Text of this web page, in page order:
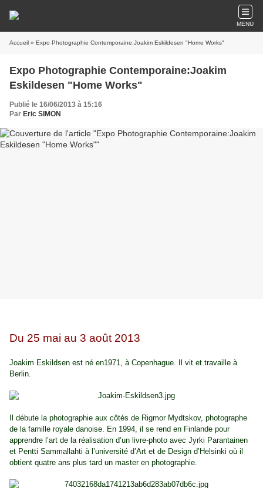
MENU
Accueil » Expo Photographie Contemporaine:Joakim Eskildesen "Home Works"
Expo Photographie Contemporaine:Joakim
Eskildesen "Home Works"
Publié le 16/06/2013 à 15:16
Par Eric SIMON
Du 25 mai au 3 août 2013
Joakim Eskildsen est né en1971, à Copenhague. Il vit et travaille à
Berlin.
Il débute la photographie aux côtés de Rigmor Mydtskov, photographe
de la famille royale danoise. En 1994, il se rend en Finlande pour
apprendre l’art de la réalisation d’un livre-photo avec Jyrki Parantainen
et Pentti Sammallahti à l’université d’Art et de Design d’Helsinki où il
obtient quatre ans plus tard un master en photographie.